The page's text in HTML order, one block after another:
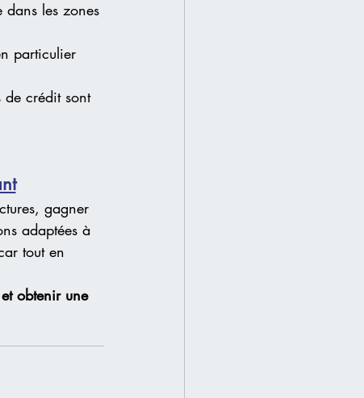
dans les zones
particulier
de crédit sont
gagner
adaptées à
tout en
obtenir une